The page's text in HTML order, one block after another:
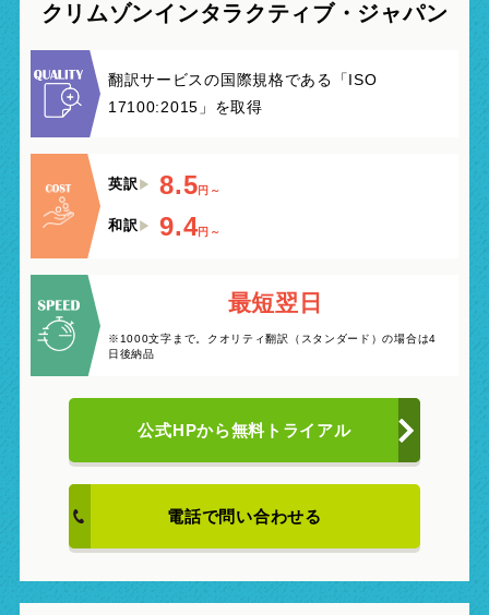
クリムゾンインタラクティブ・ジャパン
翻訳サービスの国際規格である「ISO
17100:2015」を取得
英訳 8.5円～
和訳 9.4円～
最短翌日
※1000文字まで。クオリティ翻訳（スタンダード）の場合は4
日後納品
公式HPから無料トライアル
電話で問い合わせる